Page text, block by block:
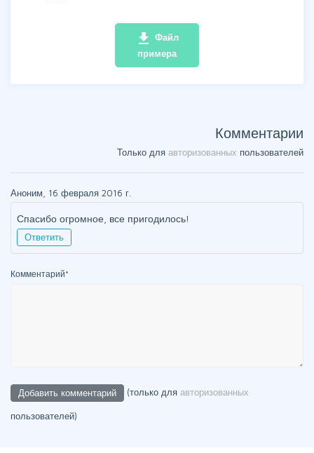
file_download Файл
примера
Комментарии
Только для авторизованных пользователей
Аноним, 16 февраля 2016 г.
Спасибо огромное, все пригодилось!
Ответить
Комментарий*
(только для авторизованных
пользователей)